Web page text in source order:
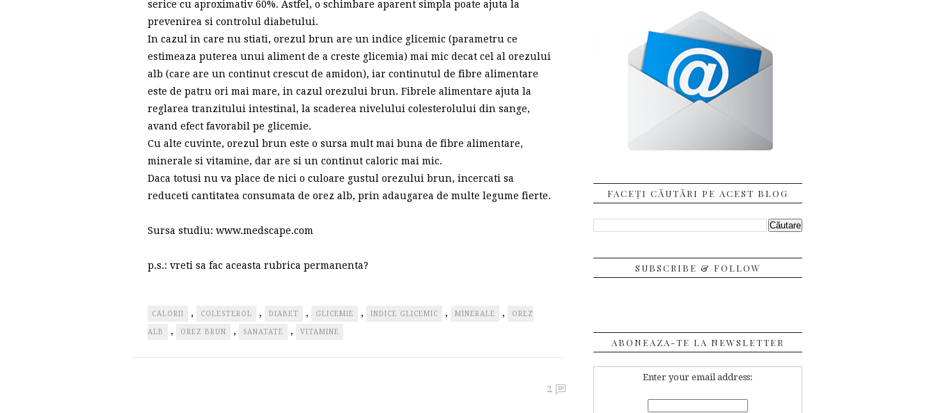
serice cu aproximativ 60%. Astfel, o schimbare aparent simpla poate ajuta la
prevenirea si controlul diabetului.
In cazul in care nu stiati, orezul brun are un indice glicemic (parametru ce
estimeaza puterea unui aliment de a creste glicemia) mai mic decat cel al orezului
alb (care are un continut crescut de amidon), iar continutul de fibre alimentare
este de patru ori mai mare, in cazul orezului brun. Fibrele alimentare ajuta la
reglarea tranzitului intestinal, la scaderea nivelului colesterolului din sange,
avand efect favorabil pe glicemie.
Cu alte cuvinte, orezul brun este o sursa mult mai buna de fibre alimentare,
minerale si vitamine, dar are si un continut caloric mai mic.
Daca totusi nu va place de nici o culoare gustul orezului brun, incercati sa
reduceti cantitatea consumata de orez alb, prin adaugarea de multe legume fierte.
Sursa studiu: www.medscape.com
p.s.: vreti sa fac aceasta rubrica permanenta?
CALORII , COLESTEROL , DIABET , GLICEMIE , INDICE GLICEMIC , MINERALE , OREZ
ALB , OREZ BRUN , SANATATE , VITAMINE
2
FACEȚI CĂUTĂRI PE ACEST BLOG
SUBSCRIBE & FOLLOW
ABONEAZA-TE LA NEWSLETTER
Enter your email address: